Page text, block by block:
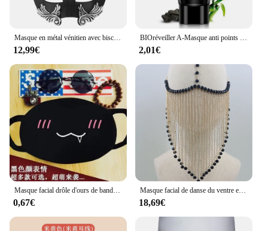
Masque en métal vénitien avec biscuits incrustés pour couple, mastim ade, carnaval, costume de fête d'Halloween, bijoux mystérieux, 2024
12,99€
BIOréveiller A-Masque anti points noirs, soins de la peau, peel off, huile, supporter ficateur en profondeur, charbon de bois, boue noire
2,01€
Masque facial drôle d'ours de bande dessinée, masque de gril d'anime de Kpop, lavable et réutilisable, noir
0,67€
Masque facial de danse du ventre en métal fait à la main pour femmes, long pompon, pendentif gemme noire sexy, masque facial, couverture, équipement de sauna
18,69€